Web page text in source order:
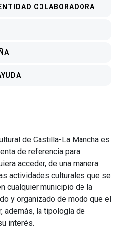
COLABORADORA
de Castilla-La Mancha es
de referencia para
acceder, de una manera
actividades culturales que se
cualquier municipio de la
y organizado de modo que el
además, la tipología de
interés.